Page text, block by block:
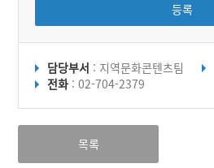
등록
담당부서 : 지역문화콘텐츠팀
전화 : 02-704-2379
목록